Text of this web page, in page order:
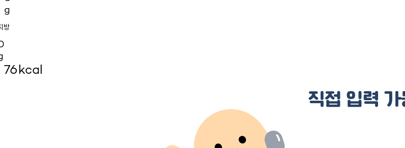
g
방
76kcal